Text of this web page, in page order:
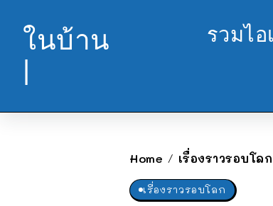
ในบ้าน
|
รวมไ
Home / เรื่องราวรอบโลก
เรื่องราวรอบโลก